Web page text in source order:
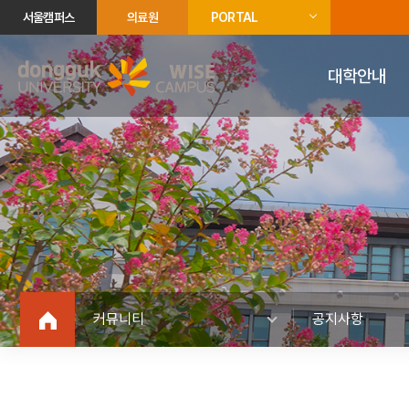
서울캠퍼스 의료원 PORTAL
대학안내
커뮤니티 공지사항